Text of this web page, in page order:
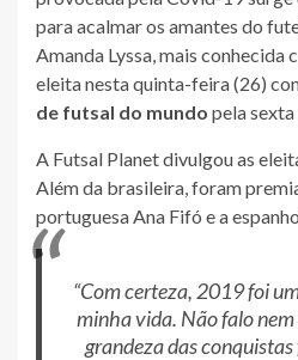
para acalmar os amantes do
Amanda Lyssa, mais conhecida
eleita nesta quinta-feira (26)
de futsal do mundo pela
A Futsal Planet divulgou as
Além da brasileira, foram
portuguesa Ana Fifó e a
“Com certeza, 2019 foi
minha vida. Não falo
grandeza das